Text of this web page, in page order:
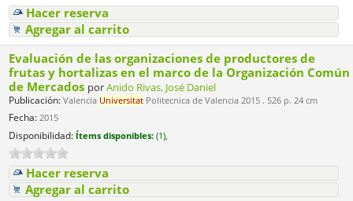
Hacer reserva
Agregar al carrito
Evaluación de las organizaciones de productores de
frutas y hortalizas en el marco de la Organización Común
de Mercados porAnido Rivas, José Daniel
Publicación: Valencia Universitat Politecnica de Valencia 2015 . 526 p. 24 cm
Fecha: 2015
Disponibilidad: Ítems disponibles: (1),
Hacer reserva
Agregar al carrito